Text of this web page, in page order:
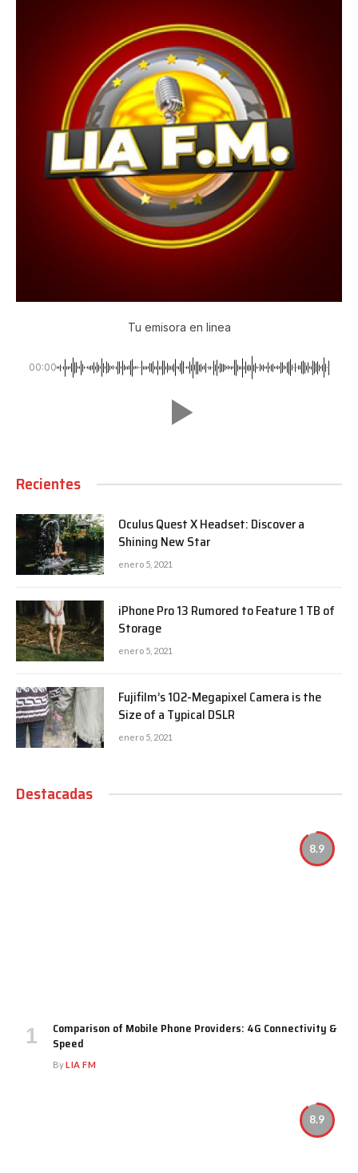
Tu emisora en linea
00:00
Recientes
Oculus Quest X Headset: Discover a
Shining New Star
enero 5, 2021
iPhone Pro 13 Rumored to Feature 1 TB of
Storage
enero 5, 2021
Fujifilm’s 102-Megapixel Camera is the
Size of a Typical DSLR
enero 5, 2021
Destacadas
8.9
Comparison of Mobile Phone Providers: 4G Connectivity &
Speed
ByLIA FM
8.9